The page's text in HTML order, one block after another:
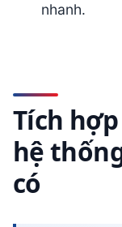
nhanh.
Tích
hệ
có